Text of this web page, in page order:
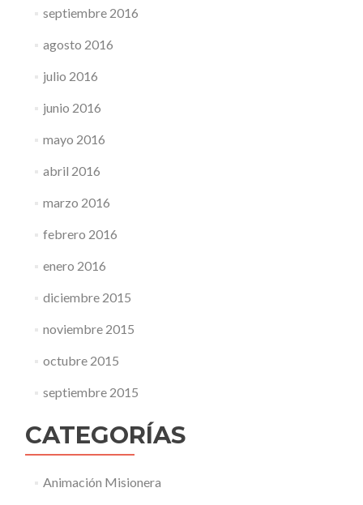
septiembre 2016
agosto 2016
julio 2016
junio 2016
mayo 2016
abril 2016
marzo 2016
febrero 2016
enero 2016
diciembre 2015
noviembre 2015
octubre 2015
septiembre 2015
CATEGORÍAS
Animación Misionera